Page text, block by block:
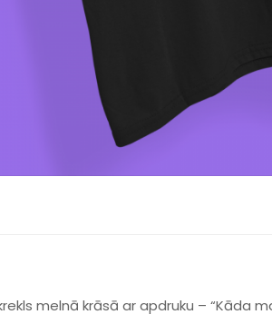
melnā krāsā ar apdruku – “Kāda